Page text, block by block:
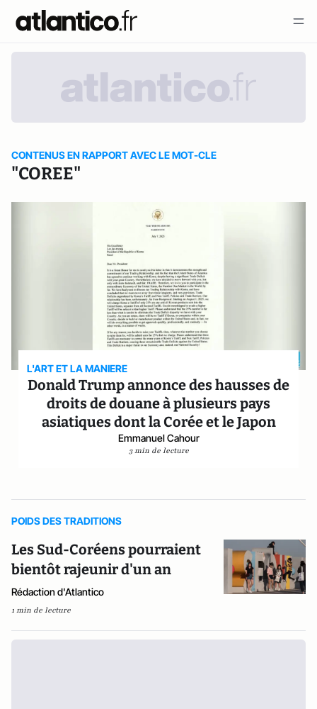
CONTENUS EN RAPPORT AVEC LE MOT-CLE
"COREE"
L'ART ET LA MANIERE
Donald Trump annonce des hausses de
droits de douane à plusieurs pays
asiatiques dont la Corée et le Japon
Emmanuel Cahour
3 min de lecture
POIDS DES TRADITIONS
Les Sud-Coréens pourraient
bientôt rajeunir d'un an
Rédaction d'Atlantico
1 min de lecture